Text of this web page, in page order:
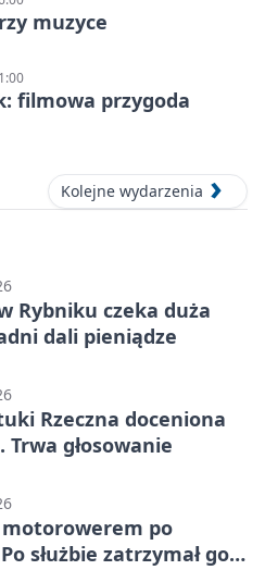
muzyce
filmowa przygoda
Kolejne wydarzenia
Rybniku czeka duża
dali pieniądze
Rzeczna doceniona
Trwa głosowanie
motorowerem po
służbie zatrzymał go